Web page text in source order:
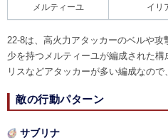
メルティーユ イリ
22-8は、高火力アタッカーのベルや
少を持つメルティーユが編成された
リスなどアタッカーが多い編成なので
敵の行動パターン
サブリナ